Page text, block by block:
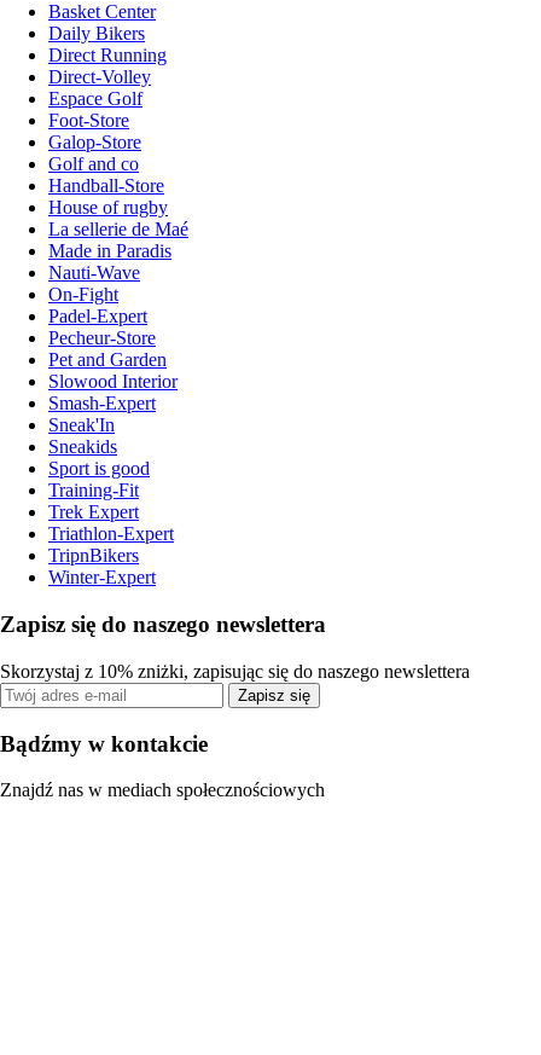
Basket Center
Daily Bikers
Direct Running
Direct-Volley
Espace Golf
Foot-Store
Galop-Store
Golf and co
Handball-Store
House of rugby
La sellerie de Maé
Made in Paradis
Nauti-Wave
On-Fight
Padel-Expert
Pecheur-Store
Pet and Garden
Slowood Interior
Smash-Expert
Sneak'In
Sneakids
Sport is good
Training-Fit
Trek Expert
Triathlon-Expert
TripnBikers
Winter-Expert
Zapisz się do naszego newslettera
Skorzystaj z 10% zniżki, zapisując się do naszego newslettera
Zapisz się
Bądźmy w kontakcie
Znajdź nas w mediach społecznościowych